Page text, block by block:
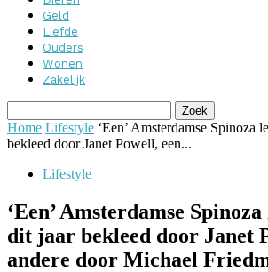
Geld
Liefde
Ouders
Wonen
Zakelijk
Home Lifestyle ‘Een’ Amsterdamse Spinoza
bekleed door Janet Powell, een...
Lifestyle
‘Een’ Amsterdamse
dit jaar bekleed door Janet
andere door Michael